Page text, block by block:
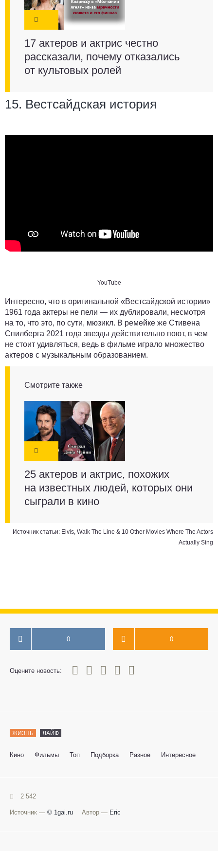
17 актеров и актрис честно
рассказали, почему отказались
от культовых ролей
15. Вестсайдская история
YouTube
Интересно, что в оригинальной «Вестсайдской истории»
1961 года актеры не пели — их дублировали, несмотря
на то, что это, по сути, мюзикл. В ремейке же Стивена
Спилберга 2021 года звезды действительно поют, в чем
не стоит удивляться, ведь в фильме играло множество
актеров с музыкальным образованием.
Смотрите также
25 актеров и актрис, похожих
на известных людей, которых они
сыграли в кино
Источник статьи: Elvis, Walk The Line & 10 Other Movies Where The Actors
Actually Sing
0 0
Оцените новость:
0
1 3 4 5
ЖИЗНЬ ЛАЙФ
Кино Фильмы Топ Подборка Разное Интересное
2 542
Источник — © 1gai.ru Автор — Eric